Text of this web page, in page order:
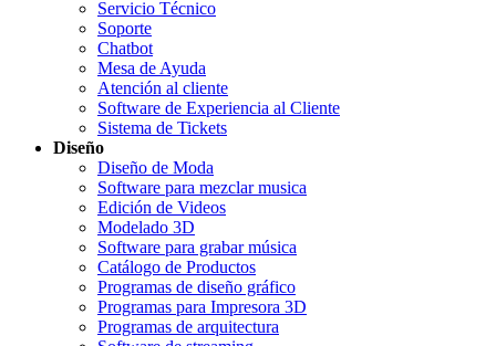
Servicio Técnico
Soporte
Chatbot
Mesa de Ayuda
Atención al cliente
Software de Experiencia al Cliente
Sistema de Tickets
Diseño
Diseño de Moda
Software para mezclar musica
Edición de Videos
Modelado 3D
Software para grabar música
Catálogo de Productos
Programas de diseño gráfico
Programas para Impresora 3D
Programas de arquitectura